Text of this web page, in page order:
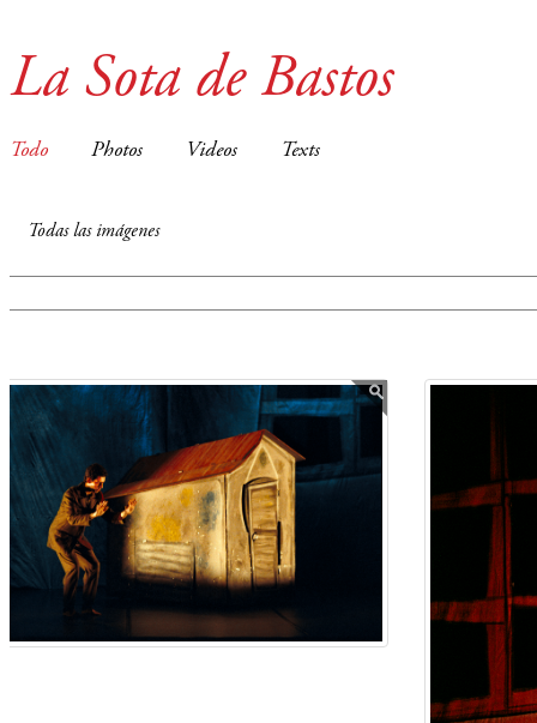
La Sota de Bastos
Todo Photos Videos Texts
Todas las imágenes